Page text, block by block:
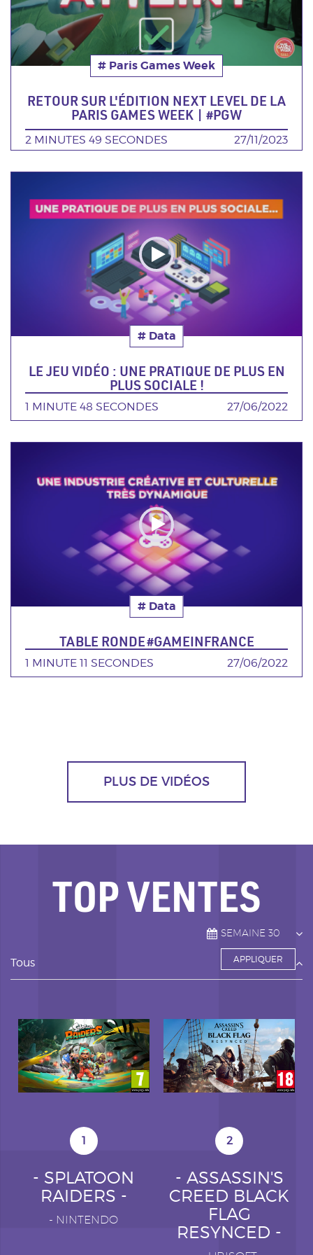
Thématique
# Paris Games Week
RETOUR SUR L'ÉDITION NEXT LEVEL DE LA
PARIS GAMES WEEK | #PGW
DURÉE
2 MINUTES 49 SECONDES DATE
27/11/2023
video
Thématique
# Data
LE JEU VIDÉO : UNE PRATIQUE DE PLUS EN
PLUS SOCIALE !
DURÉE
1 MINUTE 48 SECONDES DATE
27/06/2022
video
Thématique
# Data
TABLE RONDE #GAMEINFRANCE
DURÉE
1 MINUTE 11 SECONDES DATE
27/06/2022
PLUS DE VIDÉOS
TOP VENTES
Tous
1
- SPLATOON
RAIDERS -
- NINTENDO
2
- ASSASSIN'S
CREED BLACK
FLAG
RESYNCED -